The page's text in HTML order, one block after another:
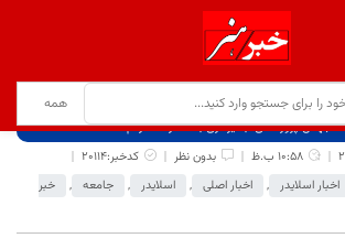
جهش پروژه‌های آبخیزداری با مشارکت مردم
10:58 ب.ظ بدون نظر
کدخبر:20114
اخبار اسلایدر , اخبار اصلی , اسلایدر , جامعه ,
خبر